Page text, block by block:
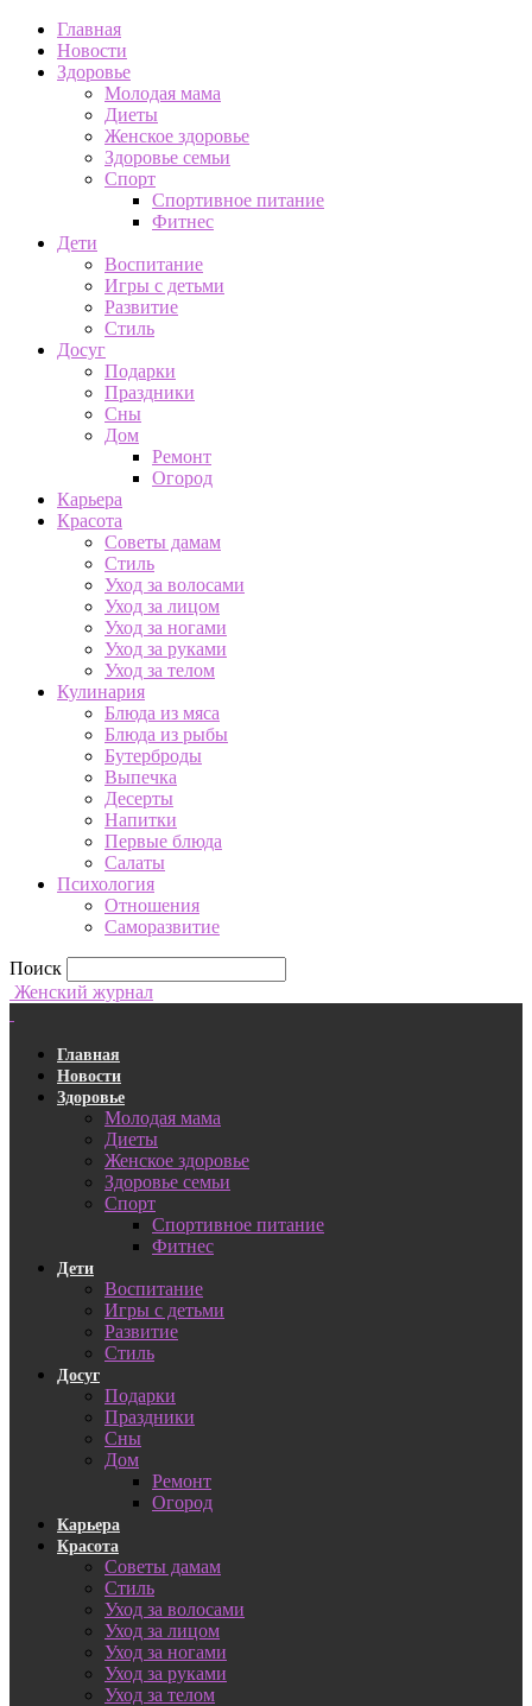
Главная
Новости
Здоровье
Молодая мама
Диеты
Женское здоровье
Здоровье семьи
Спорт
Спортивное питание
Фитнес
Дети
Воспитание
Игры с детьми
Развитие
Стиль
Досуг
Подарки
Праздники
Сны
Дом
Ремонт
Огород
Карьера
Красота
Советы дамам
Стиль
Уход за волосами
Уход за лицом
Уход за ногами
Уход за руками
Уход за телом
Кулинария
Блюда из мяса
Блюда из рыбы
Бутерброды
Выпечка
Десерты
Напитки
Первые блюда
Салаты
Психология
Отношения
Саморазвитие
Поиск
Женский журнал
Главная
Новости
Здоровье
Молодая мама
Диеты
Женское здоровье
Здоровье семьи
Спорт
Спортивное питание
Фитнес
Дети
Воспитание
Игры с детьми
Развитие
Стиль
Досуг
Подарки
Праздники
Сны
Дом
Ремонт
Огород
Карьера
Красота
Советы дамам
Стиль
Уход за волосами
Уход за лицом
Уход за ногами
Уход за руками
Уход за телом